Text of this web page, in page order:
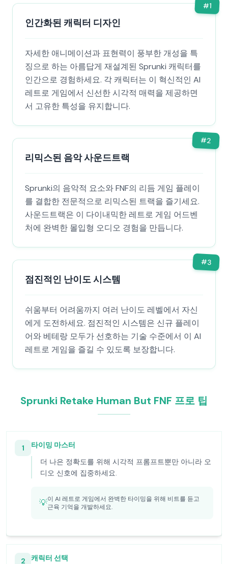
#1
인간화된 캐릭터 디자인
자세한 애니메이션과 표현력이 풍부한 개성을 특
징으로 하는 아름답게 재설계된 Sprunki 캐릭터를
인간으로 경험하세요. 각 캐릭터는 이 혁신적인 AI
레트로 게임에서 신선한 시각적 매력을 제공하면
서 고유한 특성을 유지합니다.
#2
리믹스된 음악 사운드트랙
Sprunki의 음악적 요소와 FNF의 리듬 게임 플레이
를 결합한 전문적으로 리믹스된 트랙을 즐기세요.
사운드트랙은 이 다이내믹한 레트로 게임 어드벤
처에 완벽한 몰입형 오디오 경험을 만듭니다.
#3
점진적인 난이도 시스템
쉬움부터 어려움까지 여러 난이도 레벨에서 자신
에게 도전하세요. 점진적인 시스템은 신규 플레이
어와 베테랑 모두가 선호하는 기술 수준에서 이 AI
레트로 게임을 즐길 수 있도록 보장합니다.
Sprunki Retake Human But FNF 프로 팁
1
타이밍 마스터
더 나은 정확도를 위해 시각적 프롬프트뿐만 아니라 오
디오 신호에 집중하세요.
💡이 AI 레트로 게임에서 완벽한 타이밍을 위해 비트를 듣고
근육 기억을 개발하세요.
2
캐릭터 선택